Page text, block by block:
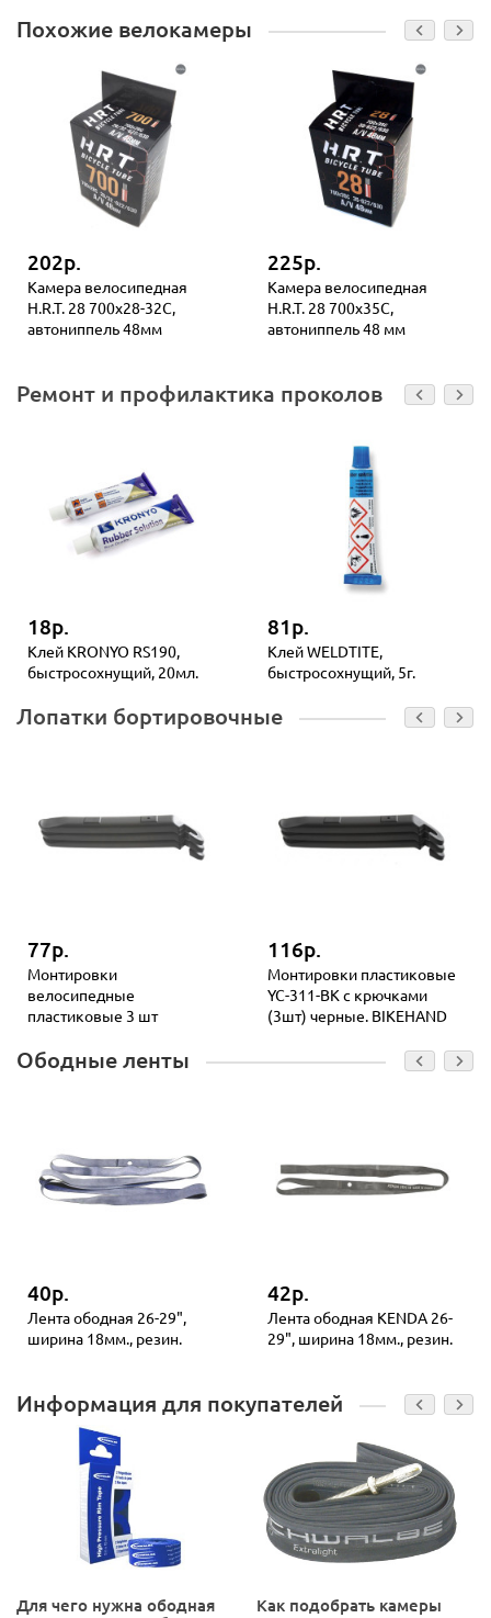
Похожие велокамеры
202р.
Камера велосипедная
H.R.T. 28 700х28-32C,
автониппель 48мм
225р.
Камера велосипедная
H.R.T. 28 700х35C,
автониппель 48 мм
Ремонт и профилактика проколов
18р.
Клей KRONYO RS190,
быстросохнущий, 20мл.
81р.
Клей WELDTITE,
быстросохнущий, 5г.
Лопатки бортировочные
77р.
Монтировки
велосипедные
пластиковые 3 шт
116р.
Монтировки пластиковые
YC-311-BK с крючками
(3шт) черные. BIKEHAND
Ободные ленты
40р.
Лента ободная 26-29",
ширина 18мм., резин.
42р.
Лента ободная KENDA 26-
29", ширина 18мм., резин.
Информация для покупателей
Для чего нужна ободная
Как подобрать камеры